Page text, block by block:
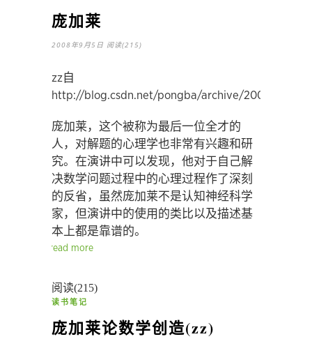
庞加莱
2008年9月5日 阅读(215)
zz自
http://blog.csdn.net/pongba/archive/2008/07/20/
庞加莱，这个被称为最后一位全才的
人，对解题的心理学也非常有兴趣和研
究。在演讲中可以发现，他对于自己解
决数学问题过程中的心理过程作了深刻
的反省，虽然庞加莱不是认知神经科学
家，但演讲中的使用的类比以及描述基
本上都是靠谱的。
read more
阅读(215)
读书笔记
庞加莱论数学创造(zz)